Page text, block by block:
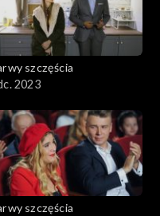
szczęścia
2023
szczęścia